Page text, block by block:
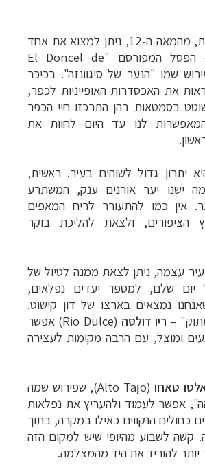
בקתדרלה הגותית, מהמאה ה-12, ניתן למצוא את אחד
הפסל המפורסם "
El Doncel de
שמו "הנער של סיגוונזה". בכיכר
את האכסדרות האופייניות לכפר,
בסמטאות בהן התרכזו חיי הכפר
המאפשרות לנו עד היום לחוות את
יתרון גדול לשוהים בעיר. ראשית,
ישנו יער אורנים ענק, המשתרע
אין כמו להתעורר לריח המאפים
הציפורים, ולצאת להליכת בוקר
עצמה, ניתן לצאת ממנה לטיול של
יום שלם, למספר יעדים נפלאים,
נמצאים בארצו של דון קישוט.
– ריו דולסה (
Rio Dulce) אפשר
ומוצל, עם הרבה מקומות לעצירה
טאחו(
Alto Tajo), שפירוש שמה
אפשר לעמוד ולהעריץ את נפלאות
כחולים הנקווים כאילו במקרה, בתוך
קשה לשבוע מהיופי שיש למקום הזה
יותר להוריד את היד מהמצלמה.